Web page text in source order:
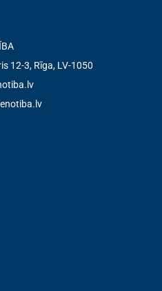
12-3, Rīga, LV-1050